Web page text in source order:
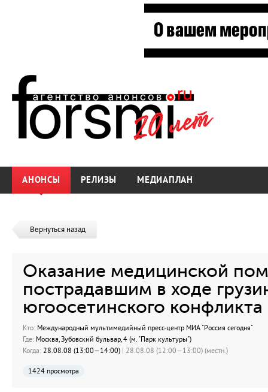
АНОНСЫ РЕЛИЗЫ МЕДИАПЛАН
Вернуться назад
Оказание медицинской
пострадавшим в ходе
югоосетинского конфликта
Кто: Международный мультимедийный пресс-центр МИА "Россия сегодня"
Где: Москва, Зубовский бульвар, 4 (м. "Парк культуры")
Когда: 28.08.08 (13:00—14:00) | 28.08.08 (12:00—13:00) (местн.)
1424 просмотра